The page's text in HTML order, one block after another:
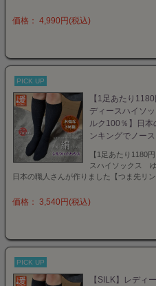
価格： 4,990円(税込)
PICK UP
【1足あたり
ディースハイソ
ルク100％】日本
ンキングでノー
【1足あたり1180
スハイソックス ゆ
日本の職人さんが作りました【つま先リ
価格： 3,540円(税込)
PICK UP
【SILK】レディ